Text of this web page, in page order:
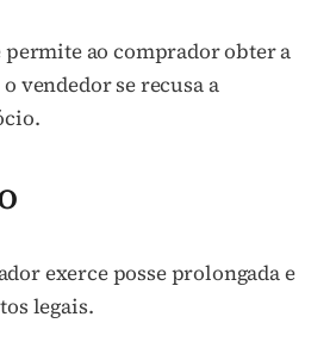
ao comprador obter a
vendedor se recusa a
exerce posse prolongada e
legais.